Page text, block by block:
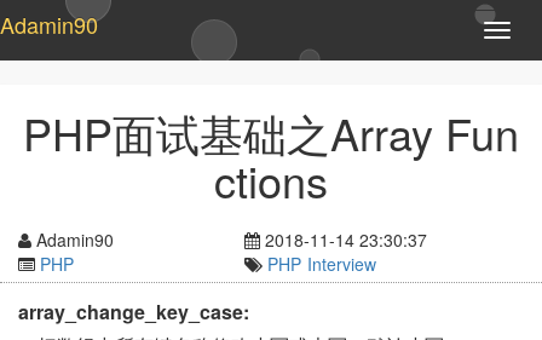
T
o
l
e
Adamin90
PHP面试基础之Array Fun
ctions
Adamin90
2018-11-14 23:30:37
PHP
PHP Interview
array_change_key_case: